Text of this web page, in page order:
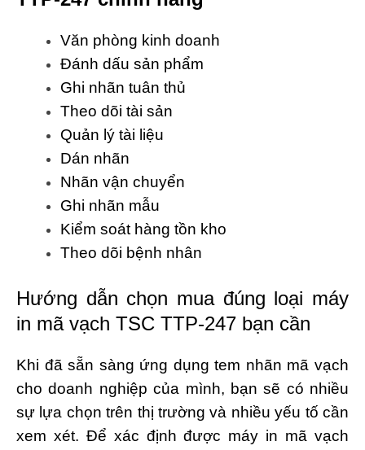
Văn phòng kinh doanh
Đánh dấu sản phẩm
Ghi nhãn tuân thủ
Theo dõi tài sản
Quản lý tài liệu
Dán nhãn
Nhãn vận chuyển
Ghi nhãn mẫu
Kiểm soát hàng tồn kho
Theo dõi bệnh nhân
Hướng dẫn chọn mua đúng loại máy
in mã vạch TSC TTP-247 bạn cần
Khi đã sẵn sàng ứng dụng tem nhãn mã vạch
cho doanh nghiệp của mình, bạn sẽ có nhiều
sự lựa chọn trên thị trường và nhiều yếu tố cần
xem xét. Để xác định được máy in mã vạch